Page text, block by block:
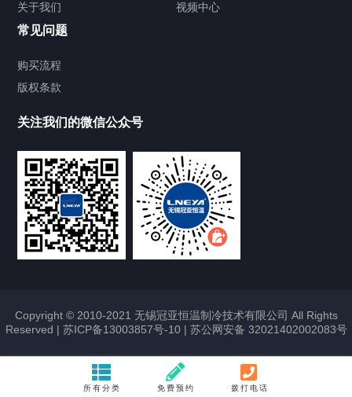
制冷加热动态控温系统
TCU温度控制单元
Chiller温度|流量|压力控制系统
Heating Circulator加热循环器
关于我们
视频中心
常见问题
购买流程
版权条款
关注我们的微信公众号
Copyright © 2010-2021 无锡冠亚恒温制冷技术有限公司 All Rights
Reserved | 苏ICP备13003857号-10| 苏公网安备 32021402002083号
所有分类 免费预约 拨打电话